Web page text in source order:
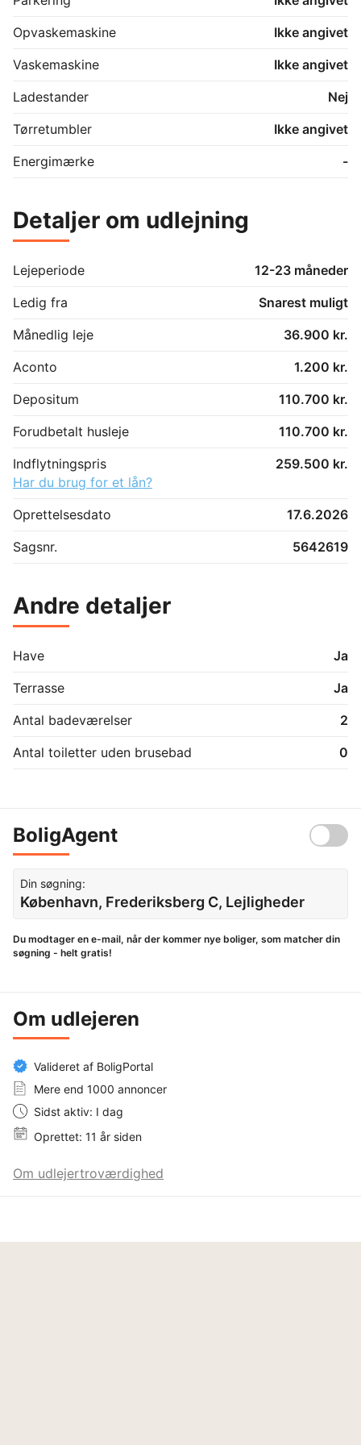
Udlejes umøbleret til ansvarlige lejere for en periode
på op til 2 år med mulighed for forlængelse.
Opvaskemaskine
Ikke angivet
Vaskemaskine
Ikke angivet
Ladestander
Nej
Tørretumbler
Ikke angivet
Energimærke
-
Detaljer om udlejning
Lejeperiode
12-23 måneder
Ledig fra
Snarest muligt
Månedlig leje
36.900 kr.
Aconto
1.200 kr.
Depositum
110.700 kr.
Forudbetalt husleje
110.700 kr.
Indflytningspris
259.500 kr.
Har du brug for et lån?
Oprettelsesdato
17.6.2026
Sagsnr.
5642619
Andre detaljer
Have
Ja
Terrasse
Ja
Antal badeværelser
2
Antal toiletter uden brusebad
0
BoligAgent
Din søgning:
København, Frederiksberg C, Lejligheder
Du modtager en e-mail, når der kommer nye boliger, som matcher din
søgning - helt gratis!
Om udlejeren
Valideret af BoligPortal
Mere end 1000 annoncer
Sidst aktiv: I dag
Oprettet: 11 år siden
Om udlejertroværdighed